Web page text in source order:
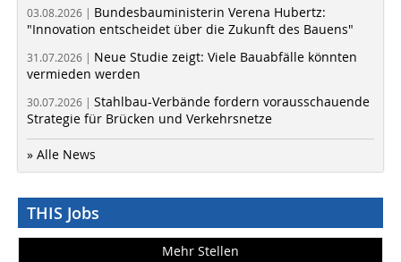
03.08.2026 | Bundesbauministerin Verena Hubertz:
"Innovation entscheidet über die Zukunft des Bauens"
31.07.2026 | Neue Studie zeigt: Viele Bauabfälle könnten
vermieden werden
30.07.2026 | Stahlbau-Verbände fordern vorausschauende
Strategie für Brücken und Verkehrsnetze
» Alle News
THIS Jobs
Mehr Stellen